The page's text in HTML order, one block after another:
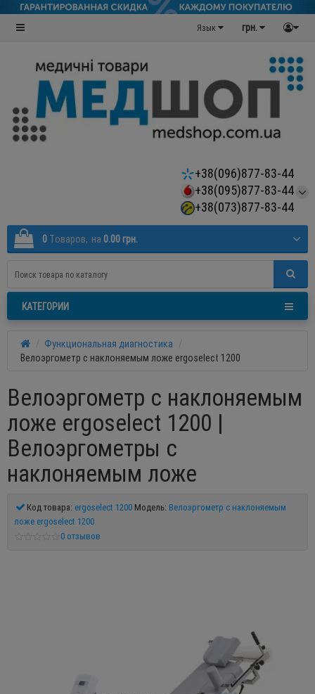
грн.
Язык
+38(096)877-83-44
+38(095)877-83-44
+38(073)877-83-44
0 Tоваров, на 0.00 грн.
КАТЕГОРИИ
Функциональная диагностика
Велоэргометр с наклоняемым ложе ergoselect 1200
Велоэргометр с наклоняемым
ложе ergoselect 1200 |
Велоэргометры с
наклоняемым ложе
Код товара: ergoselect 1200 Модель: Велоэргометр с наклоняемым
ложе ergoselect 1200
0 отзывов